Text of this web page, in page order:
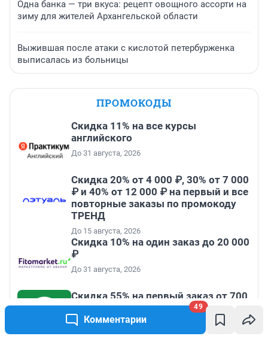
Комментарии
49
Одна банка — три вкуса: рецепт овощного ассорти на
зиму для жителей Архангельской области
Выжившая после атаки с кислотой петербурженка
выписалась из больницы
ПРОМОКОДЫ
Скидка 11% на все курсы
английского
До 31 августа, 2026
Скидка 20% от 4 000 ₽, 30% от 7 000
₽ и 40% от 12 000 ₽ на первый и все
повторные заказы по промокоду
ТРЕНД
До 15 августа, 2026
Скидка 10% на один заказ до 20 000
₽
До 31 августа, 2026
Скидка 55% на первый заказ от 700
₽ в приложении Пятёрочка
Доставка
До 31 августа, 2026